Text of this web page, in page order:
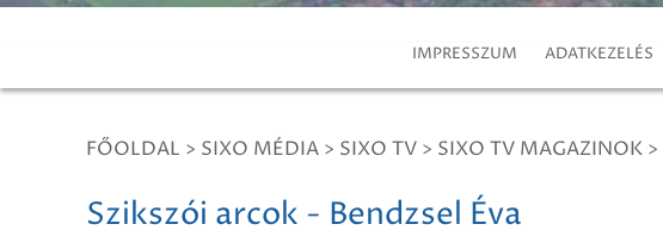
IMPRESSZUM ADATKEZELÉS
FŐOLDAL > SIXO MÉDIA > SIXO TV > SIXO TV MAGAZINOK >
Szikszói arcok - Bendzsel Éva